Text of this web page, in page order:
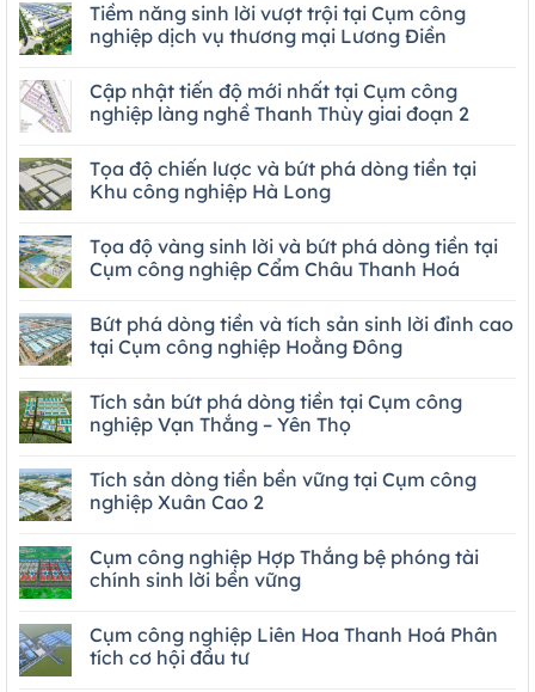
Tiềm năng sinh lời vượt trội tại Cụm công
nghiệp dịch vụ thương mại Lương Điền
Cập nhật tiến độ mới nhất tại Cụm công
nghiệp làng nghề Thanh Thùy giai đoạn 2
Tọa độ chiến lược và bứt phá dòng tiền tại
Khu công nghiệp Hà Long
Tọa độ vàng sinh lời và bứt phá dòng tiền tại
Cụm công nghiệp Cẩm Châu Thanh Hoá
Bứt phá dòng tiền và tích sản sinh lời đỉnh cao
tại Cụm công nghiệp Hoằng Đông
Tích sản bứt phá dòng tiền tại Cụm công
nghiệp Vạn Thắng – Yên Thọ
Tích sản dòng tiền bền vững tại Cụm công
nghiệp Xuân Cao 2
Cụm công nghiệp Hợp Thắng bệ phóng tài
chính sinh lời bền vững
Cụm công nghiệp Liên Hoa Thanh Hoá Phân
tích cơ hội đầu tư